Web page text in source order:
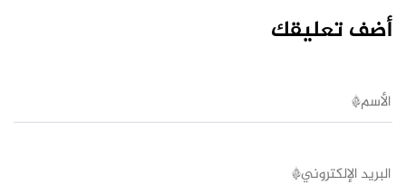
أضف تعليقك